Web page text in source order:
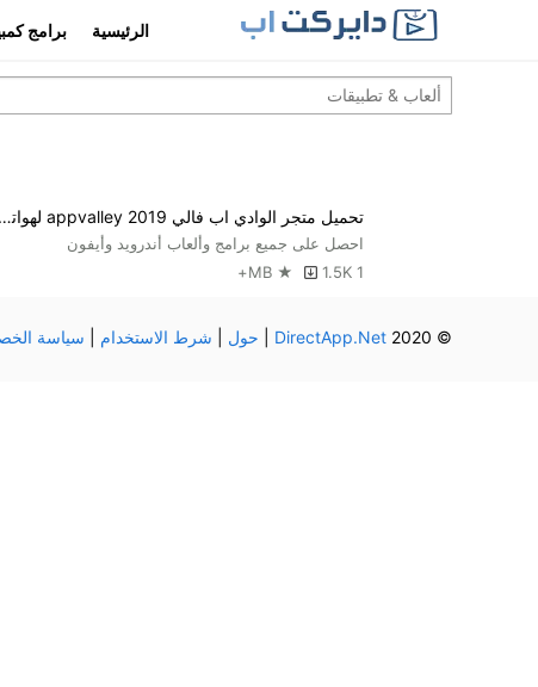
الرئيسية برامج
تحميل متجر الوادي اب فالي 2019 appvalley لهواتف الاندرويد والأيفون
احصل على جميع برامج وألعاب أندرويد وأيفون
1 MB ★
1.5K+
© 2020
DirectApp.Net حول شرط الاستخدام سياسة